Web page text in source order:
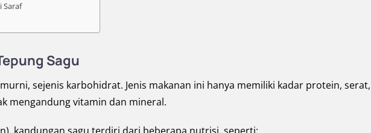
Saraf
Sagu
sejenis karbohidrat. Jenis makanan ini hanya memiliki kadar protein,
mengandung vitamin dan mineral.